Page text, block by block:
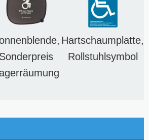
Sonderpreis
Hartschaumplatte,
Rollstuhlsymbol